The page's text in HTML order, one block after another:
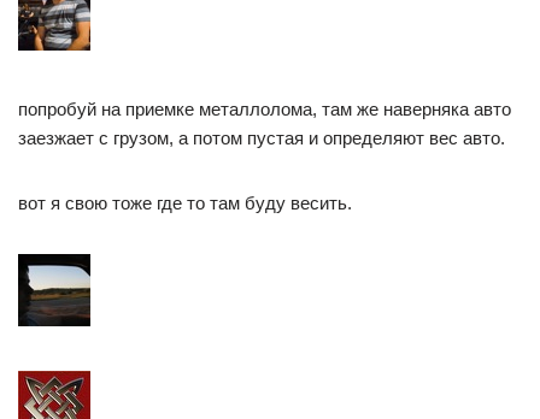
попробуй на приемке металлолома, там же наверняка авто
заезжает с грузом, а потом пустая и определяют вес авто.
вот я свою тоже где то там буду весить.